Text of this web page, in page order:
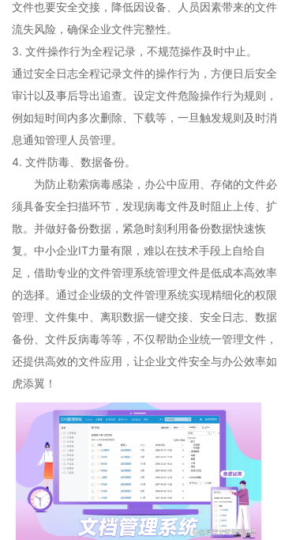
文件也要安全交接，降低因设备、人员因素带来的文件
流失风险，确保企业文件完整性。
3. 文件操作行为全程记录，不规范操作及时中止。
通过安全日志全程记录文件的操作行为，方便日后安全
审计以及事后导出追查。设定文件危险操作行为规则，
例如短时间内多次删除、下载等，一旦触发规则及时消
息通知管理人员管理。
4. 文件防毒、数据备份。
为防止勒索病毒感染，办公中应用、存储的文件必
须具备安全扫描环节，发现病毒文件及时阻止上传、扩
散。并做好备份数据，紧急时刻利用备份数据快速恢
复。中小企业IT力量有限，难以在技术手段上自给自
足，借助专业的文件管理系统管理文件是低成本高效率
的选择。通过企业级的文件管理系统实现精细化的权限
管理、文件集中、离职数据一键交接、安全日志、数据
备份、文件反病毒等等，不仅帮助企业统一管理文件，
还提供高效的文件应用，让企业文件安全与办公效率如
虎添翼！